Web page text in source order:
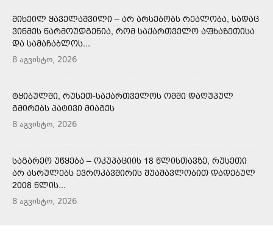
ᲛᲘᲮᲔᲘᲚ ᲧᲐᲕᲔᲚᲐᲨᲕᲘᲚᲘ – ᲐᲠ ᲐᲠᲡᲔᲑᲝᲑᲡ ᲠᲔᲐᲚᲝᲑᲐ, ᲡᲐᲓᲐᲪ
ᲕᲘᲜᲛᲔᲡ ᲬᲐᲠᲛᲝᲣᲓᲒᲔᲜᲘᲐ, ᲠᲝᲛ ᲡᲐᲥᲐᲠᲗᲕᲔᲚᲝ ᲐᲤᲮᲐᲖᲔᲗᲘᲡᲐ
ᲓᲐ ᲡᲐᲛᲐᲩᲐᲑᲚᲝᲡ...
8 აგვისტო, 2026
ᲢᲧᲘᲑᲣᲚᲨᲘ, ᲠᲣᲡᲔᲗ-ᲡᲐᲥᲐᲠᲗᲕᲔᲚᲝᲡ ᲝᲛᲨᲘ ᲓᲐᲦᲣᲞᲣᲚ
ᲒᲛᲘᲠᲔᲑᲡ ᲞᲐᲢᲘᲕᲘ ᲛᲘᲐᲒᲔᲡ
8 აგვისტო, 2026
ᲡᲐᲒᲐᲠᲔᲝ ᲣᲬᲧᲔᲑᲐ – ᲝᲙᲣᲞᲐᲪᲘᲘᲡ 18 ᲬᲚᲘᲡᲗᲐᲕᲖᲔ, ᲠᲣᲡᲔᲗᲘ
ᲐᲠ ᲐᲡᲠᲣᲚᲔᲑᲡ ᲔᲕᲠᲝᲙᲐᲕᲨᲘᲠᲘᲡ ᲨᲣᲐᲛᲐᲕᲚᲝᲑᲘᲗ ᲓᲐᲓᲔᲑᲣᲚ
2008 ᲬᲚᲘᲡ...
8 აგვისტო, 2026